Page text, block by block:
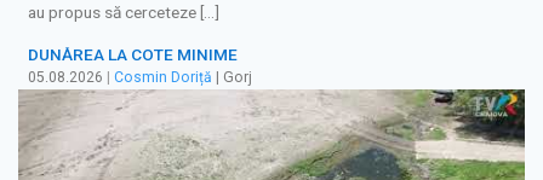
au propus să cerceteze […]
DUNĂREA LA COTE MINIME
05.08.2026 | Cosmin Doriță | Gorj